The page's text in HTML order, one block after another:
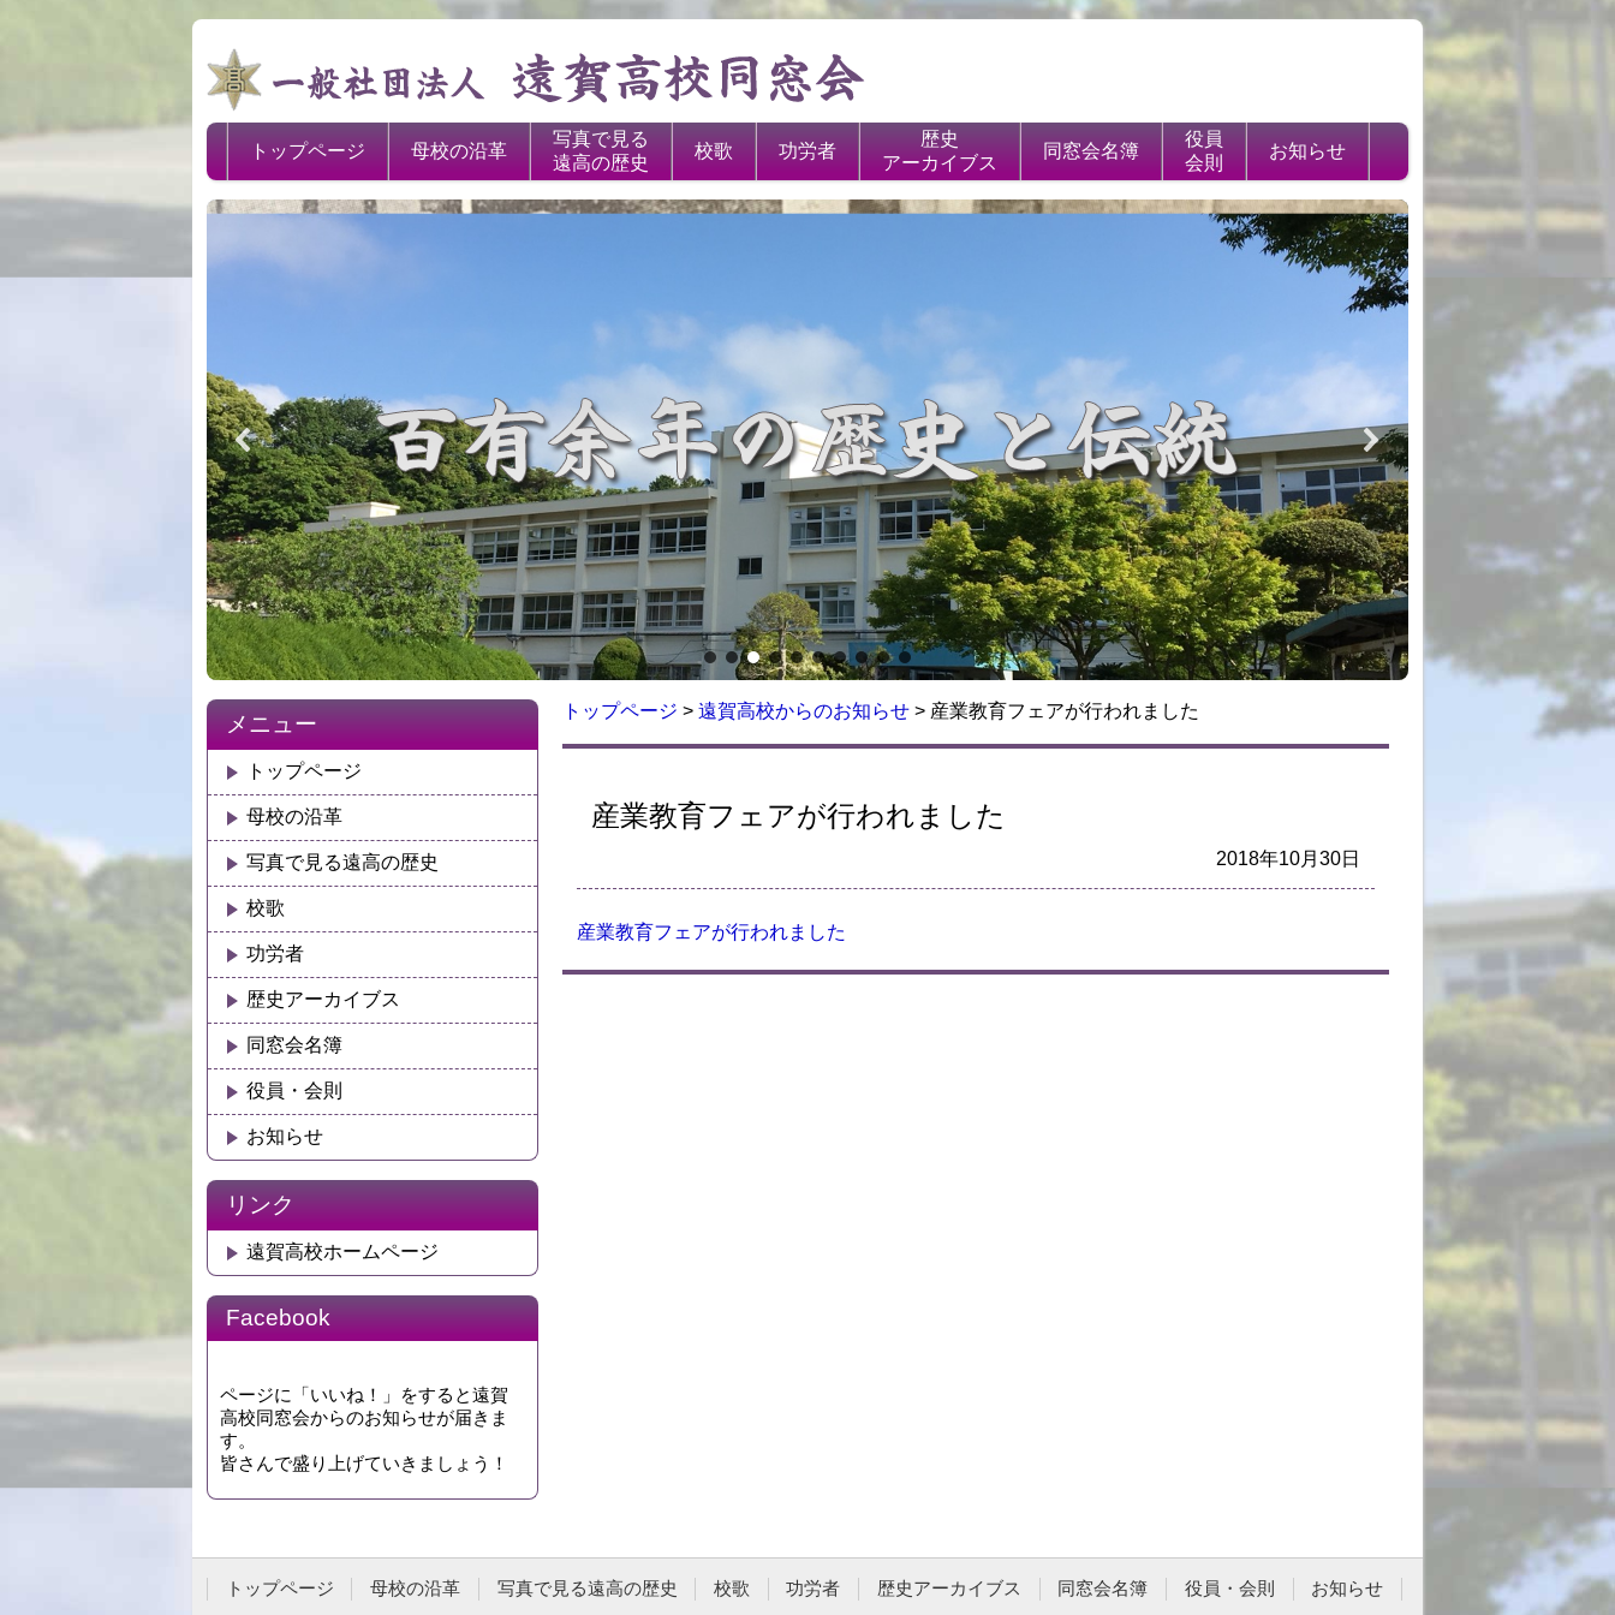
トップページ 母校の沿革
写真で見る
遠高の歴史
校歌 功労者
歴史
アーカイブス
同窓会名簿
役員
会則
お知らせ
トップページ > 遠賀高校からのお知らせ > 産業教育フェアが行われました
産業教育フェアが行われました
2018年10月30日
産業教育フェアが行われました
メニュー
トップページ
母校の沿革
写真で見る遠高の歴史
校歌
功労者
歴史アーカイブス
同窓会名簿
役員・会則
お知らせ
リンク
遠賀高校ホームページ
Facebook
ページに「いいね！」をすると遠賀
高校同窓会からのお知らせが届きま
す。
皆さんで盛り上げていきましょう！
トップページ 母校の沿革 写真で見る遠高の歴史 校歌 功労者 歴史アーカイブス 同窓会名簿 役員・会則 お知らせ